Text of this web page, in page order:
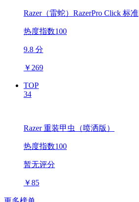
Razer（雷蛇）RazerPro Click 标准
热度指数100
9.8 分
￥ 269
TOP
34
Razer 重装甲虫（喷洒版）
热度指数100
暂无评分
￥85